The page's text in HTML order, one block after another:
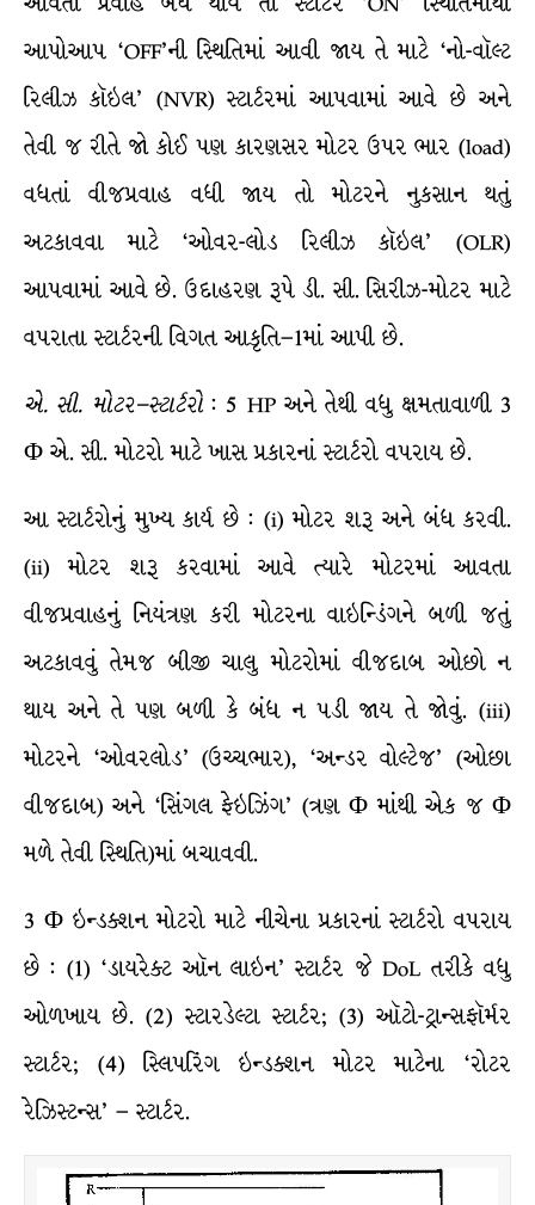
આપોઆપ ‘OFF’ની સ્થિતિમાં આવી જાય તે માટે ‘નો-વૉલ્ટ
રિલીઝ કૉઇલ’ (NVR) સ્ટાર્ટરમાં આપવામાં આવે છે અને
તેવી જ રીતે જો કોઈ પણ કારણસર મોટર ઉપર ભાર (load)
વધતાં વીજપ્રવાહ વધી જાય તો મોટરને નુકસાન થતું
અટકાવવા માટે ‘ઓવર-લોડ રિલીઝ કૉઇલ’ (OLR)
આપવામાં આવે છે. ઉદાહરણ રૂપે ડી. સી. સિરીઝ-મોટર માટે
વપરાતા સ્ટાર્ટરની વિગત આકૃતિ–1માં આપી છે.
એ. સી. મોટર–સ્ટાર્ટરો: 5 HP અને તેથી વધુ ક્ષમતાવાળી 3
Φ એ. સી. મોટરો માટે ખાસ પ્રકારનાં સ્ટાર્ટરો વપરાય છે.
આ સ્ટાર્ટરોનું મુખ્ય કાર્ય છે : (i) મોટર શરૂ અને બંધ કરવી.
(ii) મોટર શરૂ કરવામાં આવે ત્યારે મોટરમાં આવતા
વીજપ્રવાહનું નિયંત્રણ કરી મોટરના વાઇન્ડિંગને બળી જતું
અટકાવવું તેમજ બીજી ચાલુ મોટરોમાં વીજદાબ ઓછો ન
થાય અને તે પણ બળી કે બંધ ન પડી જાય તે જોવું. (iii)
મોટરને ‘ઓવરલોડ’ (ઉચ્ચભાર), ‘અન્ડર વોલ્ટેજ’ (ઓછા
વીજદાબ) અને ‘સિંગલ ફેઇઝિંગ’ (ત્રણ Φ માંથી એક જ Φ
મળે તેવી સ્થિતિ)માં બચાવવી.
3 Φ ઇન્ડક્શન મોટરો માટે નીચેના પ્રકારનાં સ્ટાર્ટરો વપરાય
છે : (1) ‘ડાયરેક્ટ ઑન લાઇન’ સ્ટાર્ટર જે DoL તરીકે વધુ
ઓળખાય છે. (2) સ્ટારડેલ્ટા સ્ટાર્ટર; (3) ઑટો-ટ્રાન્સફૉર્મર
સ્ટાર્ટર; (4) સ્લિપરિંગ ઇન્ડક્શન મોટર માટેના ‘રોટર
રેઝિસ્ટન્સ’ – સ્ટાર્ટર.